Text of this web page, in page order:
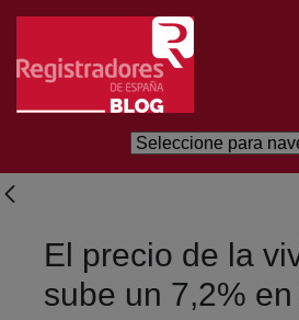
Skip to Main Content
El precio de la
sube un 7,2%